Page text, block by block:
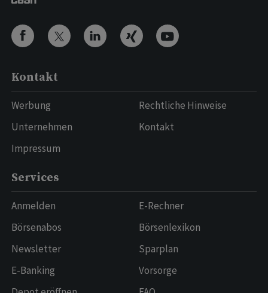
Kontakt
Werbung
Unternehmen
Impressum
Rechtliche Hinweise
Kontakt
Services
Anmelden
Börsenabos
Newsletter
E-Banking
E-Rechner
Börsenlexikon
Sparplan
Vorsorge